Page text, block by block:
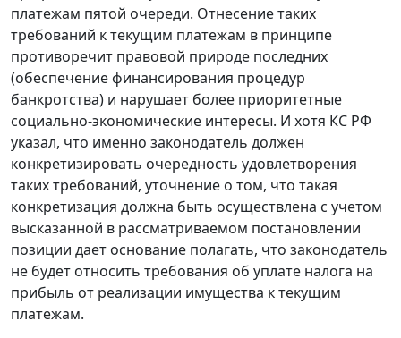
платежам пятой очереди. Отнесение таких
требований к текущим платежам в принципе
противоречит правовой природе последних
(обеспечение финансирования процедур
банкротства) и нарушает более приоритетные
социально-экономические интересы. И хотя КС РФ
указал, что именно законодатель должен
конкретизировать очередность удовлетворения
таких требований, уточнение о том, что такая
конкретизация должна быть осуществлена с учетом
высказанной в рассматриваемом постановлении
позиции дает основание полагать, что законодатель
не будет относить требования об уплате налога на
прибыль от реализации имущества к текущим
платежам.